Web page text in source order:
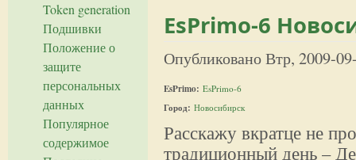
EsPrimo-6
ОпубликованоВтр, 2009-
EsPrimo: EsPrimo-6
Город: Новосибирск
Расскажу вкратце не
традиционный день –
Token generation
Подшивки
Положение о
защите
персональных
данных
Популярное
содержимое